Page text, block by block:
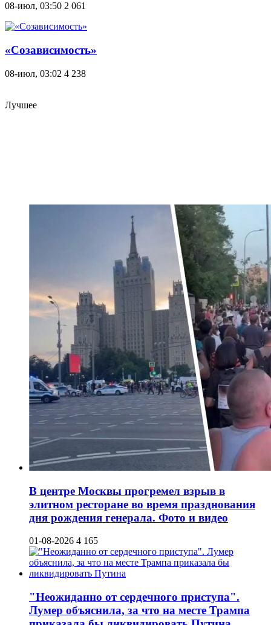
08-июл, 03:50 2 061
«Созависимость»
08-июл, 03:02 4 238
Лучшее
В центре Москвы прогремел взрыв в
элитном ресторане во время празднования
дня рождения генерала. Фото и видео
01-08-2026 4 165
"Неожиданно от сердечного приступа".
Лумер объяснила, за что на месте Трампа